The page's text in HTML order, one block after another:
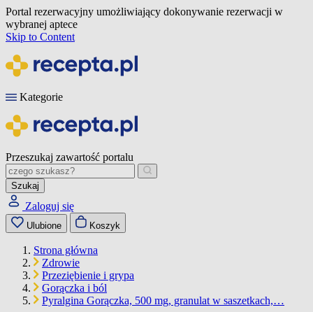
Portal rezerwacyjny umożliwiający dokonywanie rezerwacji w
wybranej aptece
Skip to Content
Kategorie
Przeszukaj zawartość portalu
Szukaj
Zaloguj się
Ulubione Koszyk
Strona główna
Zdrowie
Przeziębienie i grypa
Gorączka i ból
Pyralgina Gorączka, 500 mg, granulat w saszetkach,…